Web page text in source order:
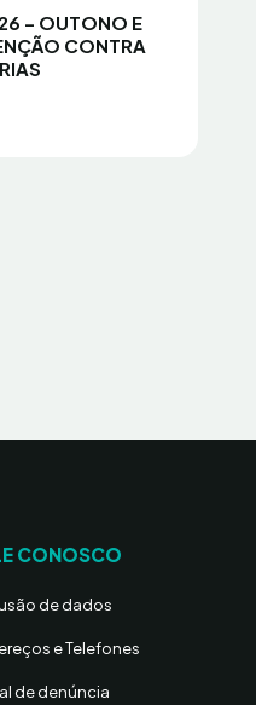
– OUTONO E
CONTRA
CONOSCO
de dados
e Telefones
de denúncia